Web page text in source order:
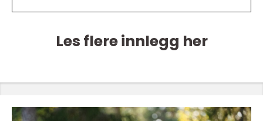
Les flere innlegg her